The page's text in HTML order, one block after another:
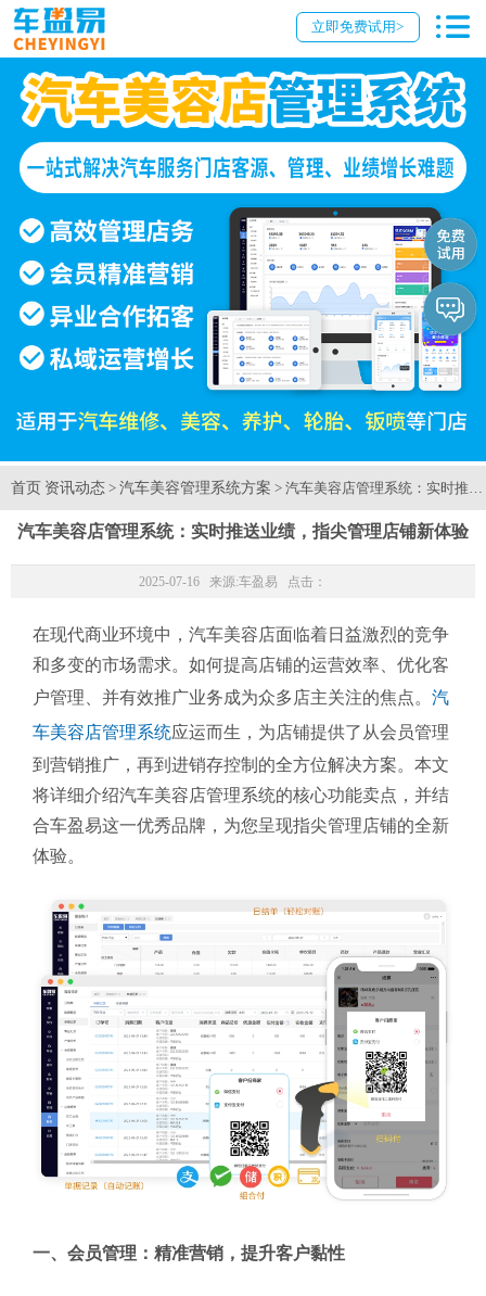
立即免费试用>
首页 资讯动态 > 汽车美容管理系统方案 > 汽车美容店管理系统：实时推
汽车美容店管理系统：实时推送业绩，指尖管理店铺新体验
2025-07-16 来源:车盈易 点击：
在现代商业环境中，汽车美容店面临着日益激烈的竞争
和多变的市场需求。如何提高店铺的运营效率、优化客
户管理、并有效推广业务成为众多店主关注的焦点。 汽
车美容店管理系统应运而生，为店铺提供了从会员管理
到营销推广，再到进销存控制的全方位解决方案。本文
将详细介绍汽车美容店管理系统的核心功能卖点，并结
合车盈易这一优秀品牌，为您呈现指尖管理店铺的全新
体验。
一、会员管理：精准营销，提升客户黏性